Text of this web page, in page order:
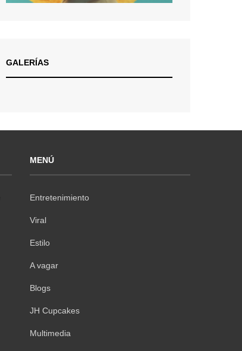
GALERÍAS
MENÚ
Entretenimiento
Viral
Estilo
A vagar
Blogs
JH Cupcakes
Multimedia